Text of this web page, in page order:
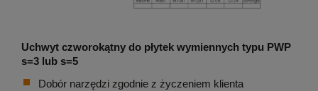
Uchwyt czworokątny do płytek wymiennych typu PWP
s=3 lub s=5
Dobór narzędzi zgodnie z życzeniem klienta